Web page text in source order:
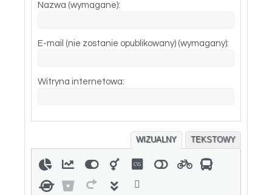
Nazwa (wymagane):
E-mail (nie zostanie opublikowany) (wymagany):
Witryna internetowa:
WIZUALNY TEKSTOWY